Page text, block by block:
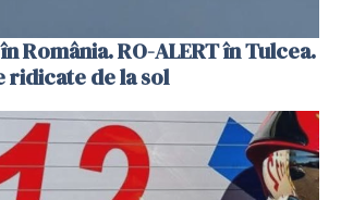
România. RO-ALERT în Tulcea.
ridicate de la sol